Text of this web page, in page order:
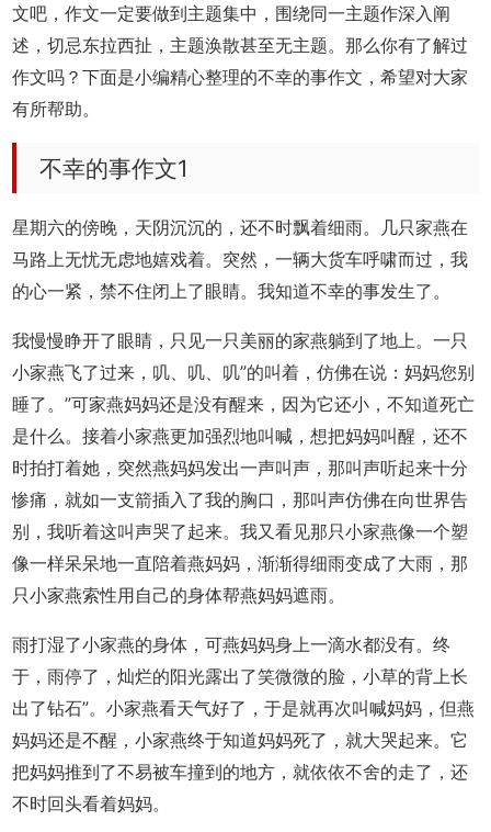
文吧，作文一定要做到主题集中，围绕同一主题作深入阐
述，切忌东拉西扯，主题涣散甚至无主题。那么你有了解过
作文吗？下面是小编精心整理的不幸的事作文，希望对大家
有所帮助。
不幸的事作文1
星期六的傍晚，天阴沉沉的，还不时飘着细雨。几只家燕在
马路上无忧无虑地嬉戏着。突然，一辆大货车呼啸而过，我
的心一紧，禁不住闭上了眼睛。我知道不幸的事发生了。
我慢慢睁开了眼睛，只见一只美丽的家燕躺到了地上。一只
小家燕飞了过来，叽、叽、叽”的叫着，仿佛在说：妈妈您别
睡了。”可家燕妈妈还是没有醒来，因为它还小，不知道死亡
是什么。接着小家燕更加强烈地叫喊，想把妈妈叫醒，还不
时拍打着她，突然燕妈妈发出一声叫声，那叫声听起来十分
惨痛，就如一支箭插入了我的胸口，那叫声仿佛在向世界告
别，我听着这叫声哭了起来。我又看见那只小家燕像一个塑
像一样呆呆地一直陪着燕妈妈，渐渐得细雨变成了大雨，那
只小家燕索性用自己的身体帮燕妈妈遮雨。
雨打湿了小家燕的身体，可燕妈妈身上一滴水都没有。终
于，雨停了，灿烂的阳光露出了笑微微的脸，小草的背上长
出了钻石”。小家燕看天气好了，于是就再次叫喊妈妈，但燕
妈妈还是不醒，小家燕终于知道妈妈死了，就大哭起来。它
把妈妈推到了不易被车撞到的地方，就依依不舍的走了，还
不时回头看着妈妈。